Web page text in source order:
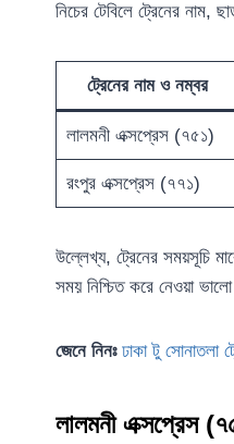
নিচের টেবিলে ট্রেনের
ট্রেনের নাম ও নম্বর
লালমনী এক্সপ্রেস (৭৫১)
রংপুর এক্সপ্রেস (৭৭১)
উল্লেখ্য, ট্রেনের সময়সূচি
সময় নিশ্চিত করে নেওয়া
জেনে নিনঃ ঢাকা টু সোনাতলা
লালমনী এক্সপ্রেস